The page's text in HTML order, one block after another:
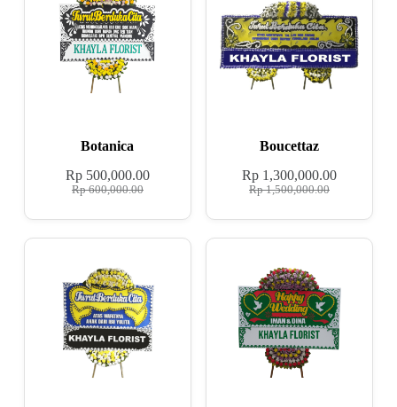
Botanica
Rp600,000.00
Rp500,000.00
Boucettaz
Rp1,500,000.00
Rp 1,300,000.00